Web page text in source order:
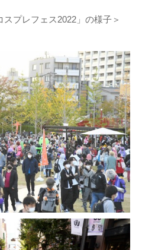
プレフェス2022」の様子＞